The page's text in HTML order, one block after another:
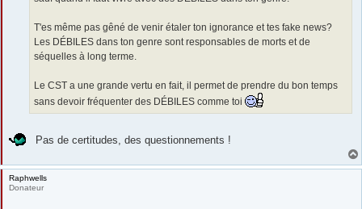
T'es même pas gêné de venir étaler ton ignorance et tes fake news?
Les DÉBILES dans ton genre sont responsables de morts et de
séquelles à long terme.
Le CST a une grande vertu en fait, il permet de prendre du bon temps
sans devoir fréquenter des DÉBILES comme toi
Pas de certitudes, des questionnements !
Raphwells
Donateur